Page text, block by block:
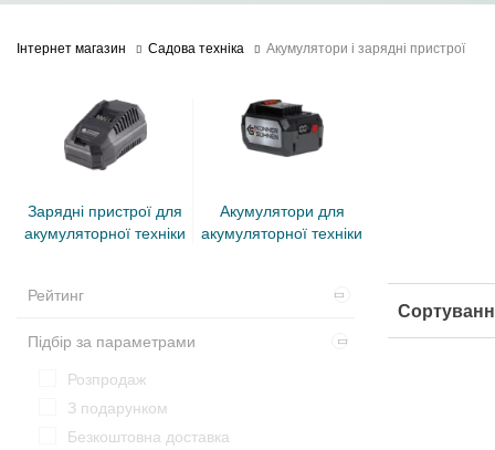
Інтернет магазин Садова техніка Акумулятори і зарядні пристрої
зарядні пристрої для
акумуляторної техніки
акумулятори для
акумуляторної техніки
Рейтинг
Підбір за параметрами
Розпродаж
З подарунком
Безкоштовна доставка